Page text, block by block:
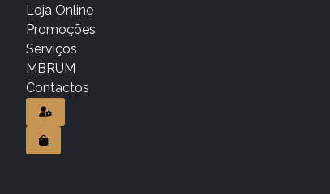
Loja Online
Promoções
Serviços
MBRUM
Contactos